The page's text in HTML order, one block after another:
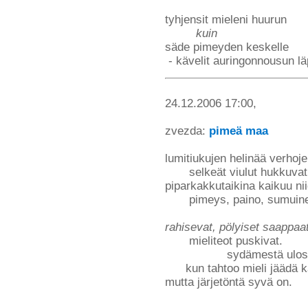
tyhjensit mieleni huurun
kuin
säde pimeyden keskelle
- kävelit auringonnousun
24.12.2006 17:00,
zvezda: pimeä maa
lumitiukujen helinää
selkeät viulut hukkuvat
piparkakkutaikina kaikuu
pimeys, paino,
rahisevat, pölyiset
mieliteot puskivat.
sydämestä
kun tahtoo mieli jäädä
mutta järjetöntä syvä on.